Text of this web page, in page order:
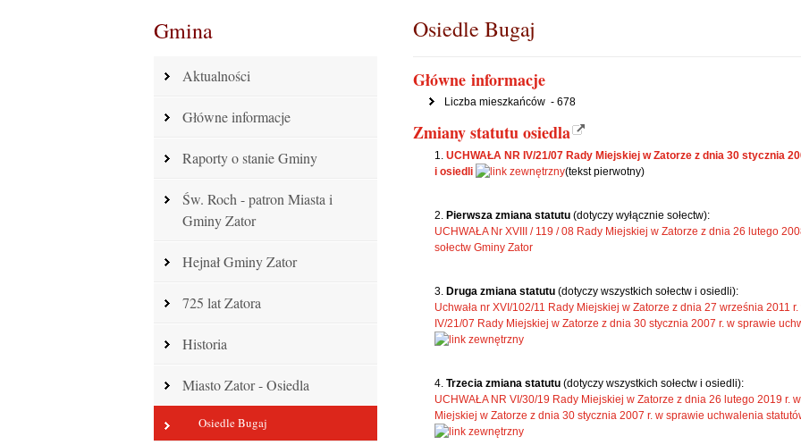
Gmina
Aktualności
Główne informacje
Raporty o stanie Gminy
Św. Roch - patron Miasta i
Gminy Zator
Hejnał Gminy Zator
725 lat Zatora
Historia
Miasto Zator - Osiedla
Osiedle Bugaj
Osiedle Bugaj
Główne informacje
Liczba mieszkańców - 678
Zmiany statutu osiedla
UCHWAŁA NR IV/21/07 Rady Miejskiej w Zatorze z dnia 30 stycznia
i osiedli
(tekst pierwotny)
Pierwsza zmiana statutu (dotyczy wyłącznie sołectw):
UCHWAŁA Nr XVIII / 119 / 08 Rady Miejskiej w Zatorze z dnia 26 lutego
sołectw Gminy Zator
Druga zmiana statutu (dotyczy wszystkich sołectw i osiedli):
Uchwała nr XVI/102/11 Rady Miejskiej w Zatorze z dnia 27 września 2011
IV/21/07 Rady Miejskiej w Zatorze z dnia 30 stycznia 2007 r. w sprawie
Trzecia zmiana statutu (dotyczy wszystkich sołectw i osiedli):
UCHWAŁA NR VI/30/19 Rady Miejskiej w Zatorze z dnia 26 lutego 2019 r.
Miejskiej w Zatorze z dnia 30 stycznia 2007 r. w sprawie uchwalenia